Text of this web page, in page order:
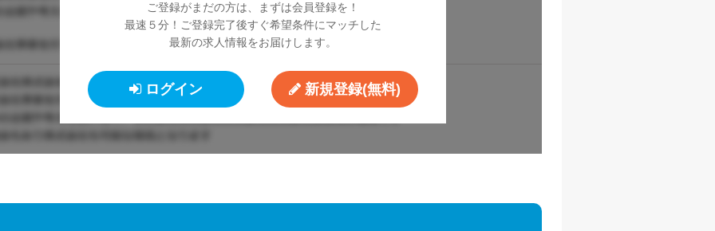
ご登録がまだの方は、まずは会員登録を！
最速５分！ご登録完了後すぐ希望条件にマッチした
最新の求人情報をお届けします。
ログイン 新規登録(無料)